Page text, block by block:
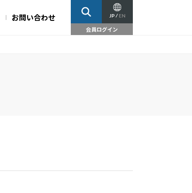
お問い合わせ JP EN
会員ログイン